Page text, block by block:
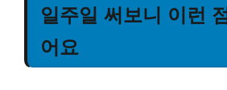
일주일 써보니 이런
어요